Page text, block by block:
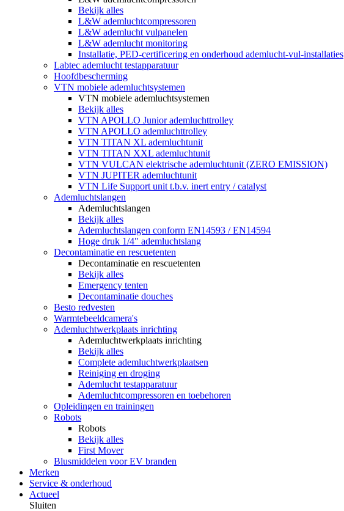
Bekijk alles
L&W ademluchtcompressoren
L&W ademlucht vulpanelen
L&W ademlucht monitoring
Installatie, PED-certificering en onderhoud ademlucht-vul-installaties
Labtec ademlucht testapparatuur
Hoofdbescherming
VTN mobiele ademluchtsystemen
VTN mobiele ademluchtsystemen
Bekijk alles
VTN APOLLO Junior ademluchttrolley
VTN APOLLO ademluchttrolley
VTN TITAN XL ademluchtunit
VTN TITAN XXL ademluchtunit
VTN VULCAN elektrische ademluchtunit (ZERO EMISSION)
VTN JUPITER ademluchtunit
VTN Life Support unit t.b.v. inert entry / catalyst
Ademluchtslangen
Ademluchtslangen
Bekijk alles
Ademluchtslangen conform EN14593 / EN14594
Hoge druk 1/4" ademluchtslang
Decontaminatie en rescuetenten
Decontaminatie en rescuetenten
Bekijk alles
Emergency tenten
Decontaminatie douches
Besto redvesten
Warmtebeeldcamera's
Ademluchtwerkplaats inrichting
Ademluchtwerkplaats inrichting
Bekijk alles
Complete ademluchtwerkplaatsen
Reiniging en droging
Ademlucht testapparatuur
Ademluchtcompressoren en toebehoren
Opleidingen en trainingen
Robots
Robots
Bekijk alles
First Mover
Blusmiddelen voor EV branden
Merken
Service & onderhoud
Actueel
Sluiten